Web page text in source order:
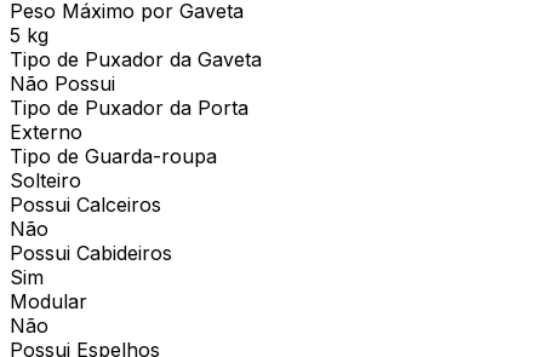
Peso Máximo por Gaveta
5 kg
Tipo de Puxador da Gaveta
Não Possui
Tipo de Puxador da Porta
Externo
Tipo de Guarda-roupa
Solteiro
Possui Calceiros
Não
Possui Cabideiros
Sim
Modular
Não
Possui Espelhos